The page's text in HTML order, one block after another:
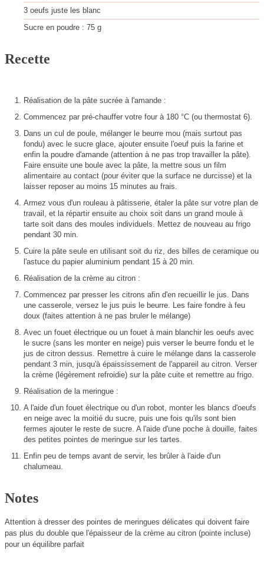
3 oeufs juste les blanc
Sucre en poudre : 75 g
Recette
Réalisation de la pâte sucrée à l'amande :
Commencez par pré-chauffer votre four à 180 °C (ou thermostat 6).
Dans un cul de poule, mélanger le beurre mou (mais surtout pas
fondu) avec le sucre glace, ajouter ensuite l'oeuf puis la farine et
enfin la poudre d'amande (attention à ne pas trop travailler la pâte).
Faire ensuite une boule avec la pâte, la mettre sous un film
alimentaire au contact (pour éviter que la surface ne durcisse) et la
laisser reposer au moins 15 minutes au frais.
Armez vous d'un rouleau à pâtisserie, étaler la pâte sur votre plan de
travail, et la répartir ensuite au choix soit dans un grand moule à
tarte soit dans des moules individuels. Mettez de nouveau au frigo
pendant 30 min.
Cuire la pâte seule en utilisant soit du riz, des billes de ceramique ou
l'astuce du papier aluminium pendant 15 à 20 min.
Réalisation de la crème au citron :
Commencez par presser les citrons afin d'en recueillir le jus. Dans
une casserole, versez le jus puis le beurre. Les faire fondre à feu
doux (faites attention à ne pas bruler le mélange)
Avec un fouet électrique ou un fouet à main blanchir les oeufs avec
le sucre (sans les monter en neige) puis verser le beurre fondu et le
jus de citron dessus. Remettre à cuire le mélange dans la casserole
pendant 3 min, jusqu'à épaississement de l'appareil au citron. Verser
la crème (légèrement refroidie) sur la pâte cuite et remettre au frigo.
Réalisation de la meringue :
A l'aide d'un fouet électrique ou d'un robot, monter les blancs d'oeufs
en neige avec la moitié du sucre, puis une fois qu'ils sont bien
fermes ajouter le reste de sucre. A l'aide d'une poche à douille, faites
des petites pointes de meringue sur les tartes.
Enfin peu de temps avant de servir, les brûler à l'aide d'un
chalumeau.
Notes
Attention à dresser des pointes de meringues délicates qui doivent faire
pas plus du double que l'épaisseur de la crème au citron (pointe incluse)
pour un équilibre parfait